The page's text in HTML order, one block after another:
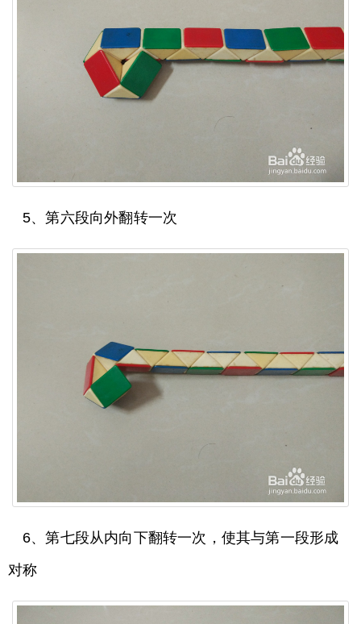
5、第六段向外翻转一次
6、第七段从内向下翻转一次，使其与第一段形成
对称